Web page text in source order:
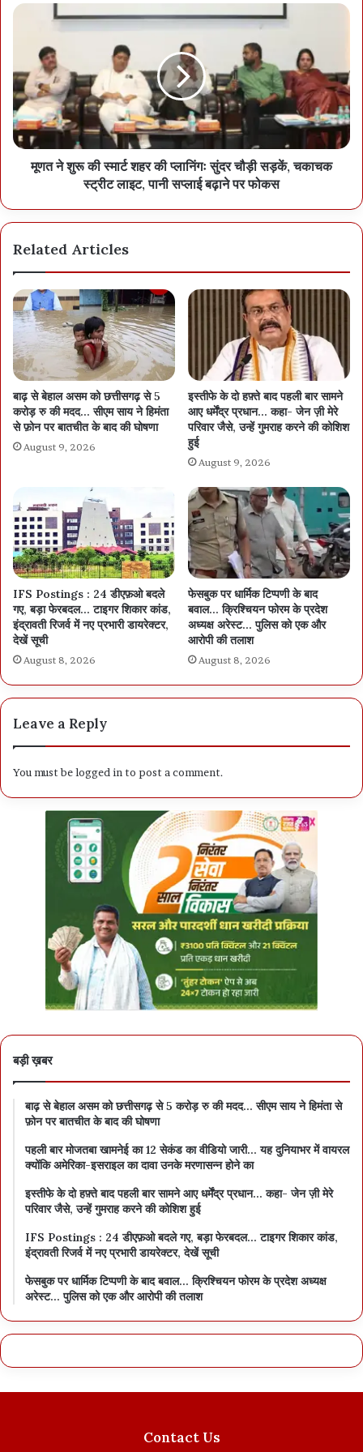
मूणत ने शुरू की स्मार्ट शहर की प्लानिंगः सुंदर चौड़ी सड़कें, चकाचक
स्ट्रीट लाइट, पानी सप्लाई बढ़ाने पर फोकस
Related Articles
बाढ़ से बेहाल असम को छत्तीसगढ़ से 5
करोड़ रु की मदद… सीएम साय ने हिमंता
से फ़ोन पर बातचीत के बाद की घोषणा
August 9, 2026
इस्तीफे के दो हफ़्ते बाद पहली बार सामने
आए धर्मेंद्र प्रधान… कहा- जेन ज़ी मेरे
परिवार जैसे, उन्हें गुमराह करने की कोशिश
हुई
August 9, 2026
IFS Postings : 24 डीएफ़ओ बदले
गए, बड़ा फेरबदल… टाइगर शिकार कांड,
इंद्रावती रिजर्व में नए प्रभारी डायरेक्टर,
देखें सूची
August 8, 2026
फेसबुक पर धार्मिक टिप्पणी के बाद
बवाल… क्रिश्चियन फोरम के प्रदेश
अध्यक्ष अरेस्ट… पुलिस को एक और
आरोपी की तलाश
August 8, 2026
Leave a Reply
You must belogged in to post a comment.
बड़ी ख़बर
बाढ़ से बेहाल असम को छत्तीसगढ़ से 5 करोड़ रु की मदद… सीएम साय ने हिमंता से
फ़ोन पर बातचीत के बाद की घोषणा
पहली बार मोजतबा खामनेई का 12 सेकंड का वीडियो जारी… यह दुनियाभर में वायरल
क्योंकि अमेरिका-इसराइल का दावा उनके मरणासन्न होने का
इस्तीफे के दो हफ़्ते बाद पहली बार सामने आए धर्मेंद्र प्रधान… कहा- जेन ज़ी मेरे
परिवार जैसे, उन्हें गुमराह करने की कोशिश हुई
IFS Postings : 24 डीएफ़ओ बदले गए, बड़ा फेरबदल… टाइगर शिकार कांड,
इंद्रावती रिजर्व में नए प्रभारी डायरेक्टर, देखें सूची
फेसबुक पर धार्मिक टिप्पणी के बाद बवाल… क्रिश्चियन फोरम के प्रदेश अध्यक्ष
अरेस्ट… पुलिस को एक और आरोपी की तलाश
Contact Us